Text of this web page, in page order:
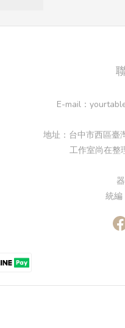
E-mail：
地址：台中市西區臺
工作室尚在整
統編